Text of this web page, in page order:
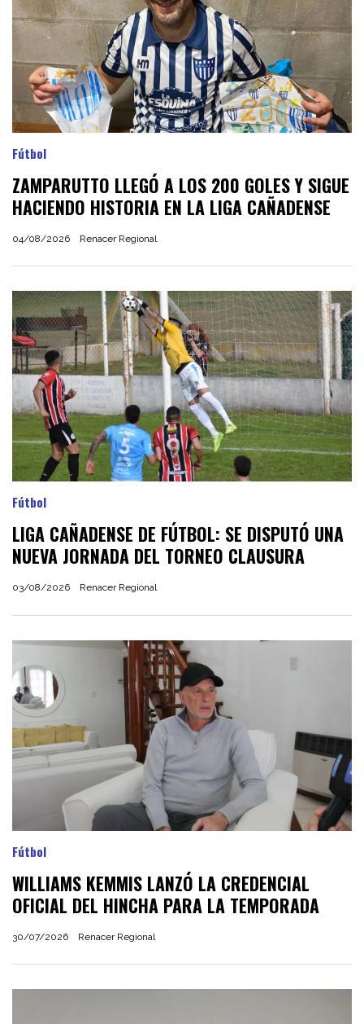
ZAMPARUTTO LLEGÓ A LOS 200 GOLES Y SIGUE
HACIENDO HISTORIA EN LA LIGA CAÑADENSE
Renacer Regional
Fútbol
04/08/2026
LIGA CAÑADENSE DE FÚTBOL: SE DISPUTÓ UNA
NUEVA JORNADA DEL TORNEO CLAUSURA
Renacer Regional
Fútbol
03/08/2026
WILLIAMS KEMMIS LANZÓ LA CREDENCIAL
OFICIAL DEL HINCHA PARA LA TEMPORADA
Renacer Regional
Fútbol
30/07/2026